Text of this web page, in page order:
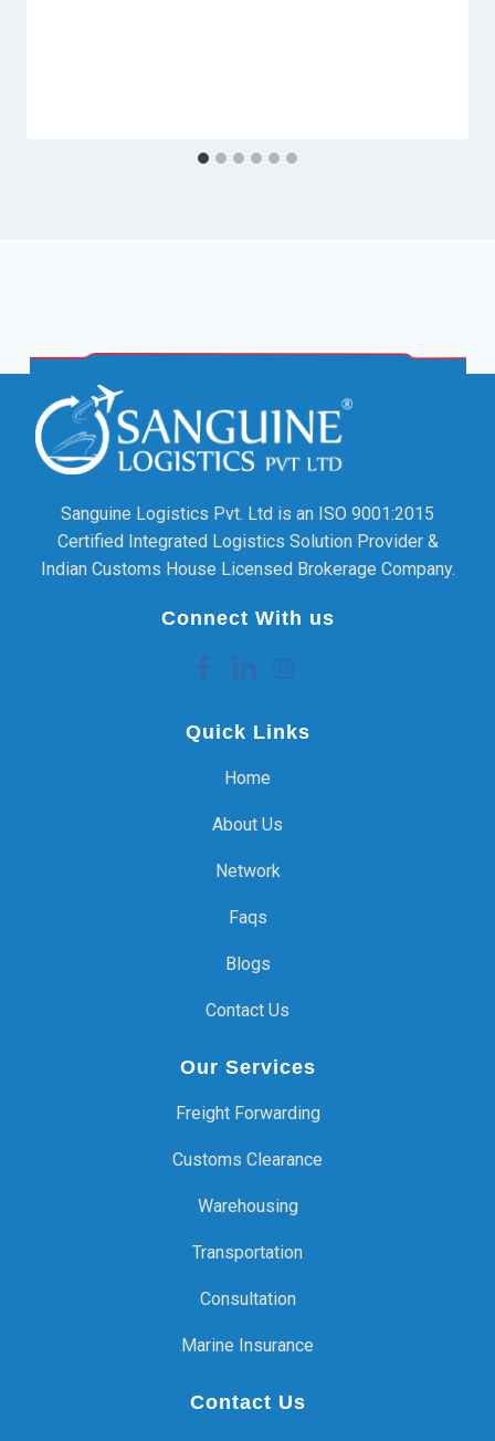
Sanguine Logistics Pvt. Ltd is an ISO 9001:2015
Certified Integrated Logistics Solution Provider &
Indian Customs House Licensed Brokerage Company.
Connect With us
Quick Links
Home
About Us
Network
Faqs
Blogs
Contact Us
Our Services
Freight Forwarding
Customs Clearance
Warehousing
Transportation
Consultation
Marine Insurance
Contact Us